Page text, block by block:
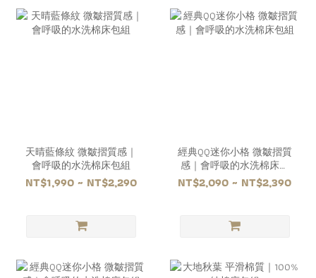
天晴藍條紋 微皺摺質感｜
會呼吸的水洗棉床包組
NT$1,990 ~ NT$2,290
經典QQ迷你小格 微皺摺質
感｜會呼吸的水洗棉床包
組
NT$2,090 ~ NT$2,390